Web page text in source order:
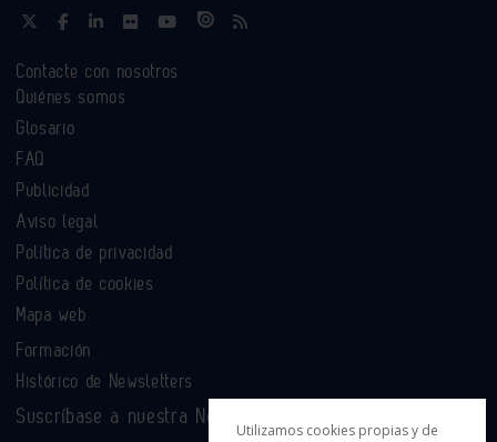
Contacte con nosotros
Quiénes somos
Glosario
FAQ
Publicidad
Aviso legal
Política de privacidad
Política de cookies
Mapa web
Formación
Histórico de Newsletters
Suscríbase a nuestra Newsletter
Utilizamos cookies propias y de